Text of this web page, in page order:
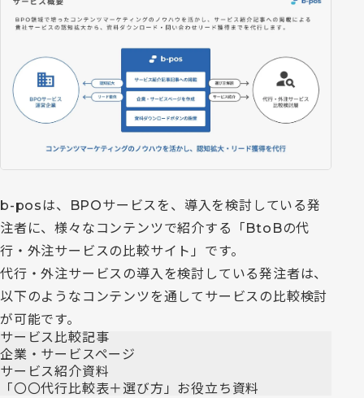
b-posは、BPOサービスを、導入を検討している発
注者に、様々なコンテンツで紹介する「BtoBの代
行・外注サービスの比較サイト」です。
代行・外注サービスの導入を検討している発注者は、
以下のようなコンテンツを通してサービスの比較検討
が可能です。
サービス比較記事
企業・サービスページ
サービス紹介資料
「〇〇代行比較表＋選び方」お役立ち資料